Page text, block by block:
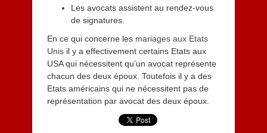
Les avocats assistent au rendez-vous
de signatures.
En ce qui concerne les mariages aux Etats
Unisil y a effectivement certains Etats aux
USA qui nécessitent qu’un avocat représente
chacun des deux époux. Toutefois il y a des
Etats américains qui ne nécessitent pas de
représentation par avocat des deux époux.